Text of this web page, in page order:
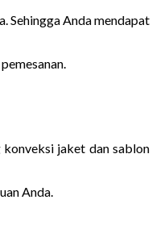
Sehingga Anda mendapat
jaket dan sablon
Anda.